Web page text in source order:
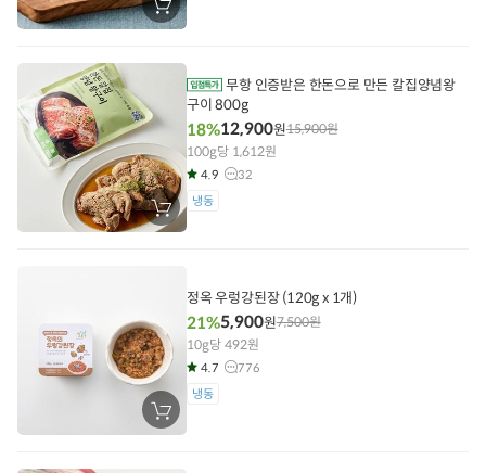
장
바
에
장
바
무항 인증받은 한돈으로 만든 칼집양념왕
구이 800g
18%12,900원15,900원
100g당 1,612원
4.9
32
냉동
장
바
정옥 우렁강된장 (120g x 1개)
21%5,900원7,500원
10g당 492원
4.7
776
냉동